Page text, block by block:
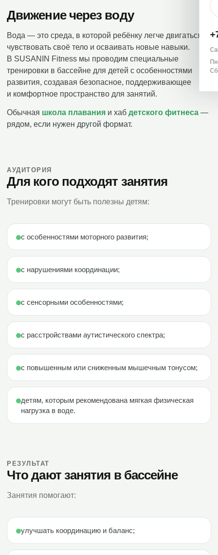
Движение через воду
Вода — это среда, в которой ребёнку легче двигаться,
чувствовать своё тело и осваивать новые навыки.
В SUSANIN Fitness мы проводим специальные
тренировки в бассейне для детей с особенностями
развития, создавая безопасное, поддерживающее
и комфортное пространство для занятий.
Обычная школа плавания и хаб детского фитнеса —
рядом, если нужен другой формат.
АУДИТОРИЯ
Для кого подходят занятия
Тренировки могут быть полезны детям:
с особенностями моторного развития;
с нарушениями координации;
с сенсорными особенностями;
с расстройствами аутистического спектра;
с повышенным или сниженным мышечным тонусом;
детям, которым рекомендована мягкая физическая
нагрузка в воде.
РЕЗУЛЬТАТ
Что дают занятия в бассейне
Занятия помогают:
улучшать координацию и баланс;